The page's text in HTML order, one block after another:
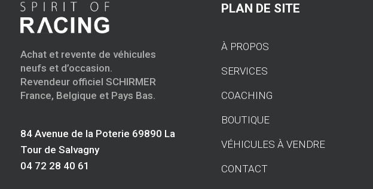
Achat et revente de véhicules
neufs et d’occasion.
Revendeur officiel SCHIRMER
France, Belgique et Pays Bas.
84 Avenue de la Poterie 69890 La
Tour de Salvagny
04 72 28 40 61
PLAN DE SITE
À PROPOS
SERVICES
COACHING
BOUTIQUE
VÉHICULES À VENDRE
CONTACT